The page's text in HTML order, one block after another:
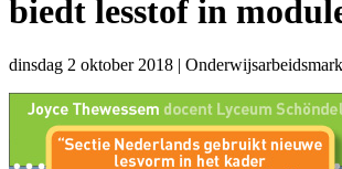
biedt lesstof in
dinsdag 2 oktober 2018 |